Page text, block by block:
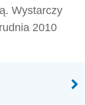
Wystarczy
2010